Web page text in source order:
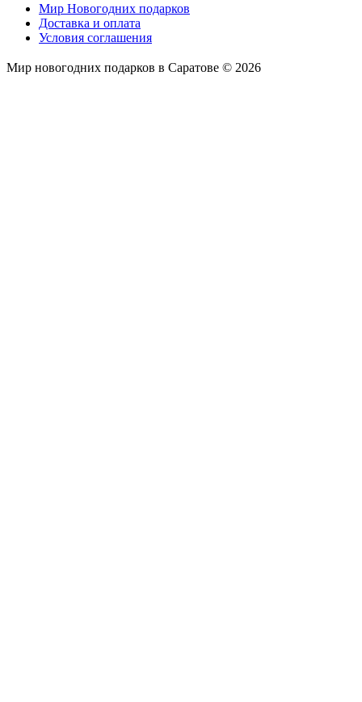
Мир Новогодних подарков
Доставка и оплата
Условия соглашения
Мир новогодних подарков в Саратове © 2026